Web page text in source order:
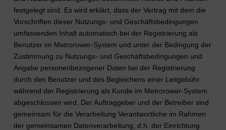
festgelegt sind. Es wird erklärt, dass der Vertrag mit dem die
Vorschriften dieser Nutzungs- und Geschäftsbedingungen
umfassenden Inhalt automatisch bei der Registrierung als
Benutzer im Metrorower-System und unter der Bedingung der
Zustimmung zu Nutzungs- und Geschäftsbedingungen und
Angabe personenbezogener Daten bei der Registrierung
durch den Benutzer und des Begleichens einer Leitgebühr
während der Registrierung als Kunde im Metrorower-System
abgeschlossen wird. Der Auftraggeber und der Betreiber sind
gemeinsam für die Verarbeitung Verantwortliche im Rahmen
der gemeinsamen Datenverarbeitung, d.h. der Einrichtung